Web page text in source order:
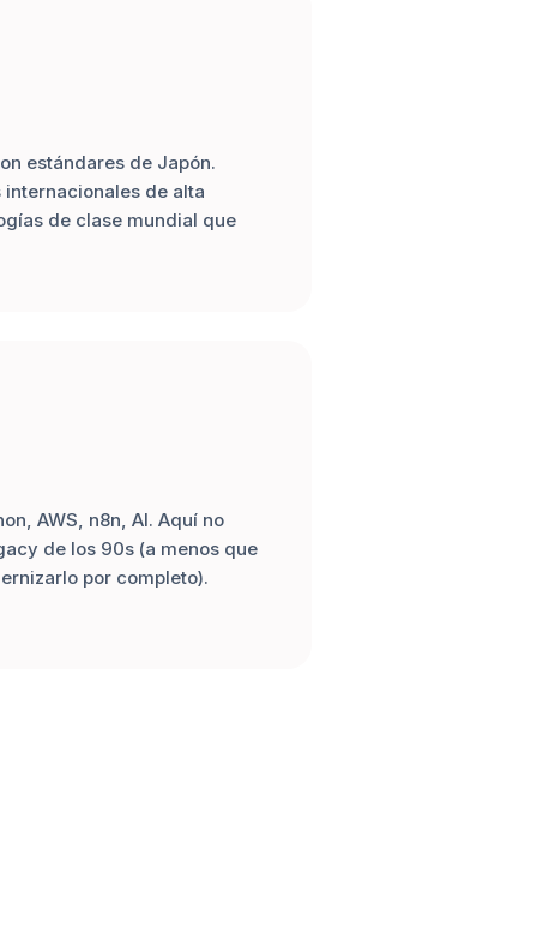
estándares de Japón.
de alta
de clase mundial que
AWS, n8n, AI. Aquí no
de los 90s (a menos que
por completo).